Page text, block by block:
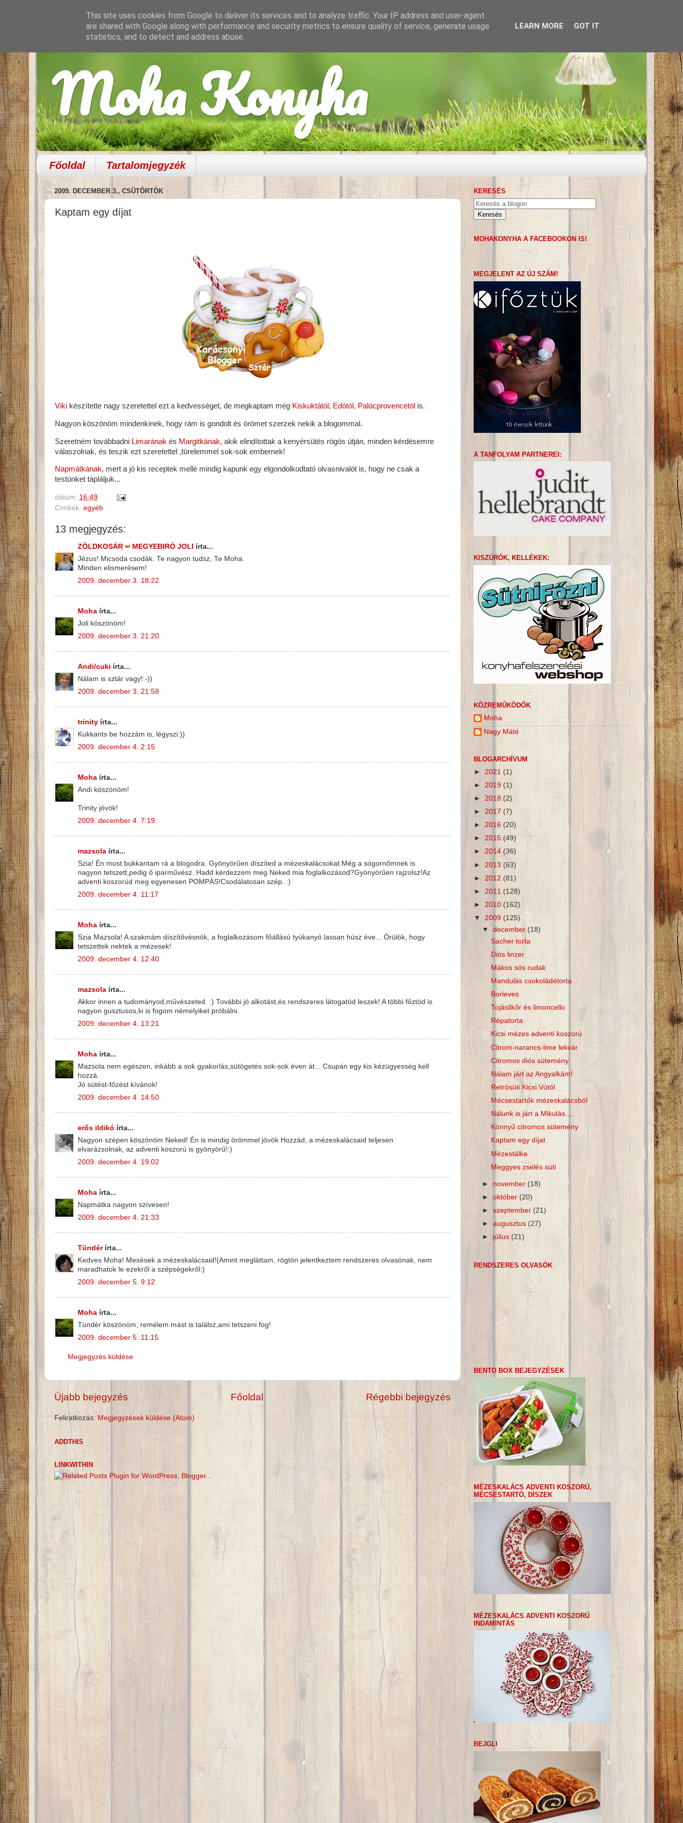
Moha Konyha
Főoldal Tartalomjegyzék
2009. DECEMBER 3., CSÜTÖRTÖK
Kaptam egy díjat
Viki készítette nagy szeretettel ezt a kedvességet, de megkaptam még Kiskuktától , Edótól , Palócprovencetól is.
Nagyon köszönöm mindenkinek, hogy rám is gondolt és örömet szerzek nekik a blogommal.
Szeretném továbbadni Limarának és Margitkának, akik elindítottak a kenyérsütés rögös útján, minden kérdésemre
válaszolnak, és teszik ezt szeretettel ,türelemmel sok-sok embernek!
Napmátkának, mert a jó kis receptek mellé mindig kapunk egy elgondolkodtató olvasnivalót is, hogy ne csak a
testünket tápláljuk...
dátum: 16:49
Címkék: egyéb
13 megjegyzés:
ZÖLDKOSÁR ∞ MEGYEBIRÓ JOLI írta...
Jézus! Micsoda csodák. Te nagyon tudsz, Te Moha.
Minden elismerésem!
2009. december 3. 18:22
Moha írta...
Joli köszönöm!
2009. december 3. 21:20
Andi/cuki írta...
Nálam is sztár vagy!:-))
2009. december 3. 21:58
trinity írta...
Kukkants be hozzám is, légyszi:))
2009. december 4. 2:15
Moha írta...
Andi köszönöm!
Trinity jövök!
2009. december 4. 7:19
mazsola írta...
Szia! Én most bukkantam rá a blogodra. Gyönyörűen díszíted a mézeskalácsokat.Még a sógornőmnek is
nagyon tetszett,pedig ő iparművész. Hadd kérdezzem meg.Neked mia foglalkozásod?Gyönyörűen rajzolsz!Az
adventi koszorúd meg egyenesen POMPÁS!Csodálatosan szép. :)
2009. december 4. 11:17
Moha írta...
Szia Mazsola! A szakmám díszítővésnök, a foglalkozásom főállású tyúkanyó lassan húsz éve... Örülök, hogy
tetszettek nektek a mézesek!
2009. december 4. 12:40
mazsola írta...
Akkor innen a tudományod,művészeted. :) További jó alkotást,és rendszeres látogatód leszek! A többi főztöd is
nagyon gusztusos,ki is fogom némelyiket próbálni.
2009. december 4. 13:21
Moha írta...
Mazsola nem egészen, inkább a sok gyakorlás,sütögetés sok-sok éven át... Csupán egy kis kézügyesség kell
hozzá.
Jó sütést-főzést kívánok!
2009. december 4. 14:50
erős ildikó írta...
Nagyon szépen köszönöm Neked! Én is mindig örömmel jövök Hozzád, a mézeskalácsaid teljesen
elvarázsolnak, az adventi koszorú is gyönyörű!:)
2009. december 4. 19:02
Moha írta...
Napmátka nagyon szívesen!
2009. december 4. 21:33
Tündérírta...
Kedves Moha! Mesések a mézeskalácsaid!(Amint megláttam, rögtön jelentkeztem rendszeres olvasónak, nem
maradhatok le ezekről a szépségekről:)
2009. december 5. 9:12
Moha írta...
Tündér köszönöm, remélem mást is találsz,ami tetszeni fog!
2009. december 5. 11:15
Megjegyzés küldése
Újabb bejegyzés Régebbi bejegyzés
Főoldal
Feliratkozás: Megjegyzések küldése (Atom)
ADDTHIS
LINKWITHIN
KERESÉS
MOHAKONYHA A FACEBOOKON IS!
MEGJELENT AZ ÚJ SZÁM!
A TANFOLYAM PARTNEREI:
KISZÚRÓK, KELLÉKEK:
KÖZREMŰKÖDŐK
Moha
Nagy Máté
BLOGARCHÍVUM
► 2021 (1)
► 2019 (1)
► 2018 (2)
► 2017 (7)
► 2016 (20)
► 2015 (49)
► 2014 (36)
► 2013 (63)
► 2012 (81)
► 2011 (128)
► 2010 (162)
▼ 2009 (125)
▼december (18)
Sacher torta
Diós linzer
Mákos sós rudak
Mandulás csokoládétorta
Borleves
Tojáslikőr és limoncello
Répatorta
Kicsi mézes adventi koszorú
Citrom-narancs-lime lekvár
Citromos diós sütemény
Nálam járt az Angyalkám!
Retrósüti Kicsi Vútól
Mécsestartók mézeskalácsból
Nálunk is járt a Mikulás....
Könnyű citromos sütemény
Kaptam egy díjat
Mézestálka
Meggyes zselés süti
► november (18)
►október (20)
►szeptember (21)
►augusztus (27)
► július (21)
RENDSZERES OLVASÓK
BENTO BOX BEJEGYZÉSEK
MÉZESKALÁCS ADVENTI KOSZORÚ,
MÉCSESTARTÓ, DÍSZEK
MÉZESKALÁCS ADVENTI KOSZORÚ
INDAMINTÁS
BEJGLI
This site uses cookies from Google to deliver its services and to analyze traffic. Your IP address and user-agent
are shared with Google along with performance and security metrics to ensure quality of service, generate usage
statistics, and to detect and address abuse.
LEARN MORE GOT IT